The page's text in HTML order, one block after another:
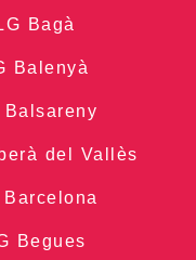
Bagà
Balenyà
del Vallès
Begues